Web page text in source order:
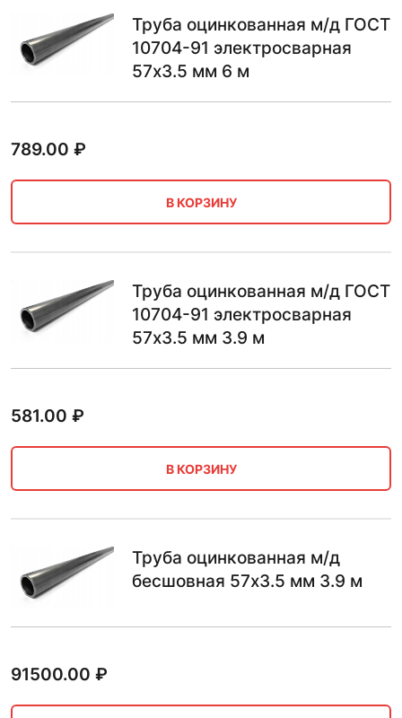
Труба оцинкованная м/д ГОСТ
10704-91 электросварная
57х3.5 мм 6 м
789.00 ₽
В КОРЗИНУ
Труба оцинкованная м/д ГОСТ
10704-91 электросварная
57х3.5 мм 3.9 м
581.00 ₽
В КОРЗИНУ
Труба оцинкованная м/д
бесшовная 57х3.5 мм 3.9 м
91500.00 ₽